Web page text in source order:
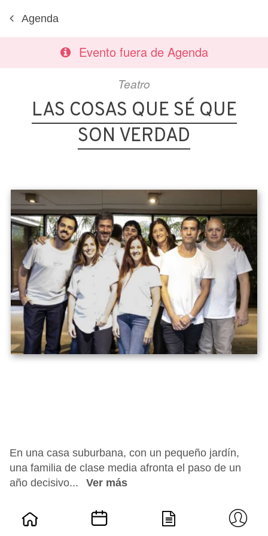
Agenda
Evento fuera de Agenda
Teatro
LAS COSAS QUE SÉ QUE
SON VERDAD
En una casa suburbana, con un pequeño jardín,
una familia de clase media afronta el paso de un
año decisivo...
Ver más